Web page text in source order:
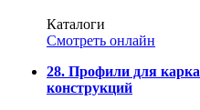
Каталоги
Смотреть онлайн
28. Профили для
конструкций